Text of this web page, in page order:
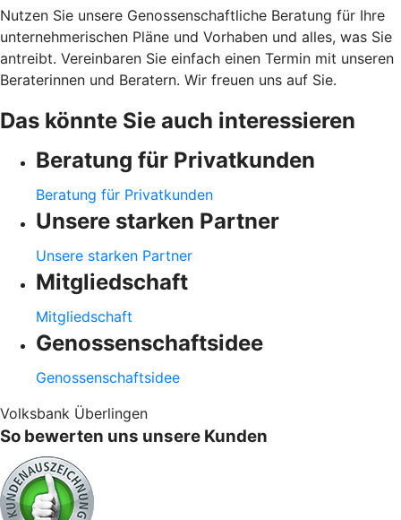
Nutzen Sie unsere Genossenschaftliche Beratung für Ihre
unternehmerischen Pläne und Vorhaben und alles, was Sie
antreibt. Vereinbaren Sie einfach einen Termin mit unseren
Beraterinnen und Beratern. Wir freuen uns auf Sie.
Das könnte Sie auch interessieren
Beratung für Privatkunden
Beratung für Privatkunden
Unsere starken Partner
Unsere starken Partner
Mitgliedschaft
Mitgliedschaft
Genossenschaftsidee
Genossenschaftsidee
Volksbank Überlingen
So bewerten uns unsere Kunden